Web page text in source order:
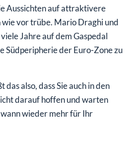
Aussichten auf attraktivere
wie vor trübe. Mario Draghi und
Jahre auf dem Gaspedal
Südperipherie der Euro-Zone zu
das also, dass Sie auch in den
darauf hoffen und warten
wieder mehr für Ihr